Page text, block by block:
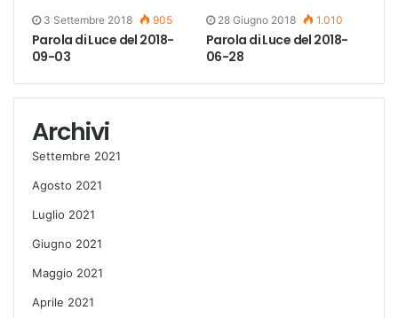
3 Settembre 2018 905
Parola di Luce del 2018-
09-03
28 Giugno 2018 1.010
Parola di Luce del 2018-
06-28
Archivi
Settembre 2021
Agosto 2021
Luglio 2021
Giugno 2021
Maggio 2021
Aprile 2021